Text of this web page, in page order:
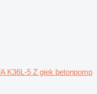
K36L-5 Z giek betonpomp